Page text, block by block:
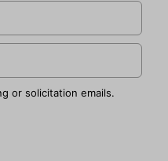
or solicitation emails.